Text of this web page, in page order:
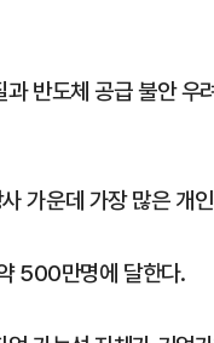
반도체 공급 불안
가운데 가장 많은 개
500만명에 달한다.